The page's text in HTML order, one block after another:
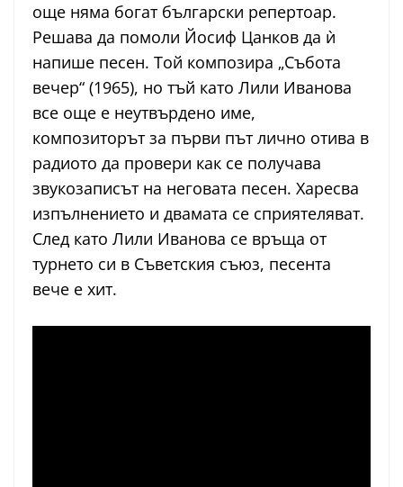
още няма богат български репертоар.
Решава да помоли Йосиф Цанков да ѝ
напише песен. Той композира „Събота
вечер“ (1965), но тъй като Лили Иванова
все още е неутвърдено име,
композиторът за първи път лично отива в
радиото да провери как се получава
звукозаписът на неговата песен. Харесва
изпълнението и двамата се сприятеляват.
След като Лили Иванова се връща от
турнето си в Съветския съюз, песента
вече е хит.